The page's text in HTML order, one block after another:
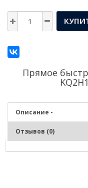
Прямое
Описание -
Отзывов (0)